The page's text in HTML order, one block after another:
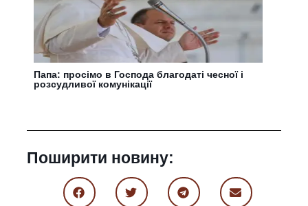
Папа: просімо в Господа благодаті чесної і
розсудливої комунікації
Поширити новину: